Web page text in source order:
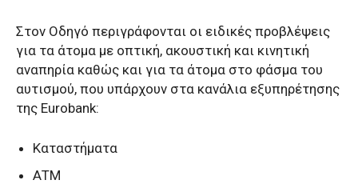
Στον Οδηγό περιγράφονται οι ειδικές προβλέψεις
για τα άτομα με οπτική, ακουστική και κινητική
αναπηρία καθώς και για τα άτομα στο φάσμα του
αυτισμού, που υπάρχουν στα κανάλια εξυπηρέτησης
της Eurobank:
Καταστήματα
ΑΤΜ